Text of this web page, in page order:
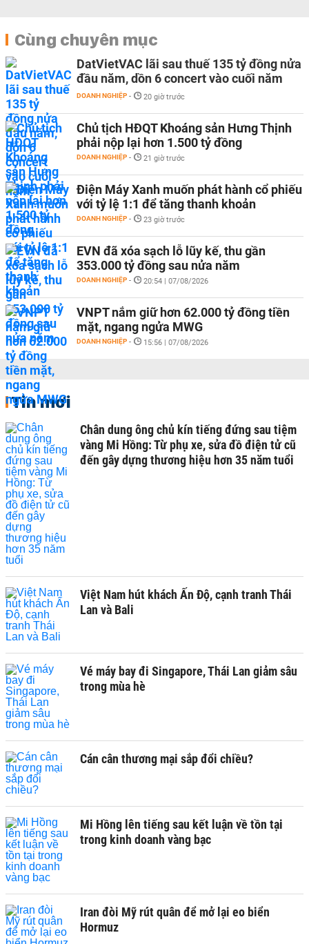
Cùng chuyên mục
DatVietVAC lãi sau thuế 135 tỷ đồng nửa
đầu năm, dồn 6 concert vào cuối năm
DOANH NGHIỆP - 20 giờ trước
Chủ tịch HĐQT Khoáng sản Hưng Thịnh
phải nộp lại hơn 1.500 tỷ đồng
DOANH NGHIỆP - 21 giờ trước
Điện Máy Xanh muốn phát hành cổ phiếu
với tỷ lệ 1:1 để tăng thanh khoản
DOANH NGHIỆP - 23 giờ trước
EVN đã xóa sạch lỗ lũy kế, thu gần
353.000 tỷ đồng sau nửa năm
DOANH NGHIỆP - 20:54 | 07/08/2026
VNPT nắm giữ hơn 62.000 tỷ đồng tiền
mặt, ngang ngửa MWG
DOANH NGHIỆP - 15:56 | 07/08/2026
Tin mới
Chân dung ông chủ kín tiếng đứng sau tiệm
vàng Mi Hồng: Từ phụ xe, sửa đồ điện tử cũ
đến gây dựng thương hiệu hơn 35 năm tuổi
Việt Nam hút khách Ấn Độ, cạnh tranh Thái
Lan và Bali
Vé máy bay đi Singapore, Thái Lan giảm sâu
trong mùa hè
Cán cân thương mại sắp đổi chiều?
Mi Hồng lên tiếng sau kết luận về tồn tại
trong kinh doanh vàng bạc
Iran đòi Mỹ rút quân để mở lại eo biển
Hormuz